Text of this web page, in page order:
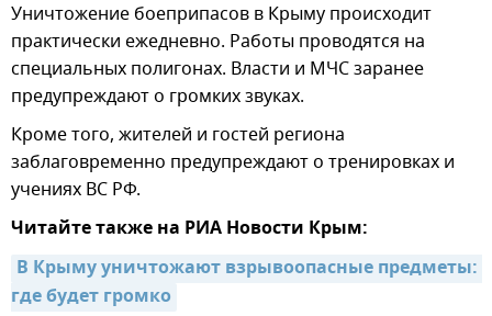
Уничтожение боеприпасов в Крыму происходит
практически ежедневно. Работы проводятся на
специальных полигонах. Власти и МЧС заранее
предупреждают о громких звуках.
Кроме того, жителей и гостей региона
заблаговременно предупреждают о тренировках и
учениях ВС РФ.
Читайте также на РИА Новости Крым:
В Крыму уничтожают взрывоопасные предметы:
где будет громко